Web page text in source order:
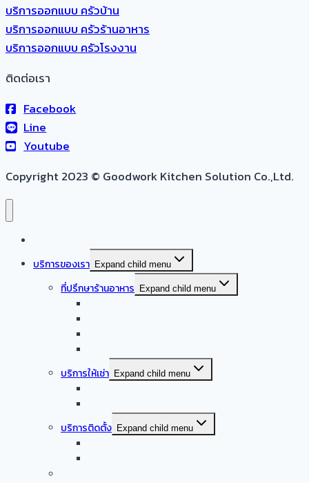
บริการออกแบบ ครัวบ้าน
บริการออกแบบ ครัวร้านอาหาร
บริการออกแบบ ครัวโรงงาน
ติดต่อเรา
Facebook
Line
Youtube
Copyright 2023 © Goodwork Kitchen Solution Co.,Ltd.
บริการของเรา Expand child menu
ที่ปรึกษาร้านอาหาร Expand child menu
บริการให้เช่า Expand child menu
บริการติดตั้ง Expand child menu